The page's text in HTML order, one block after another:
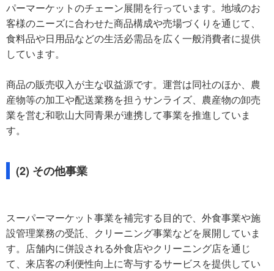
パーマーケットのチェーン展開を行っています。地域のお
客様のニーズに合わせた商品構成や売場づくりを通じて、
食料品や日用品などの生活必需品を広く一般消費者に提供
しています。
商品の販売収入が主な収益源です。運営は同社のほか、農
産物等の加工や配送業務を担うサンライズ、農産物の卸売
業を営む和歌山大同青果が連携して事業を推進していま
す。
(2) その他事業
スーパーマーケット事業を補完する目的で、外食事業や施
設管理業務の受託、クリーニング事業などを展開していま
す。店舗内に併設される外食店やクリーニング店を通じ
て、来店客の利便性向上に寄与するサービスを提供してい